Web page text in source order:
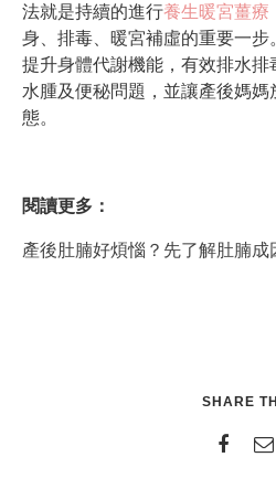
法就是持續的進行養生暖宮薑療
身、排毒、暖宮補虛的重要一
提升身體代謝機能，有效排水
水腫及便秘問題，並讓產後媽
態。
閱讀更多：
產後肚腩好煩惱？先了解肚腩成
SHARE